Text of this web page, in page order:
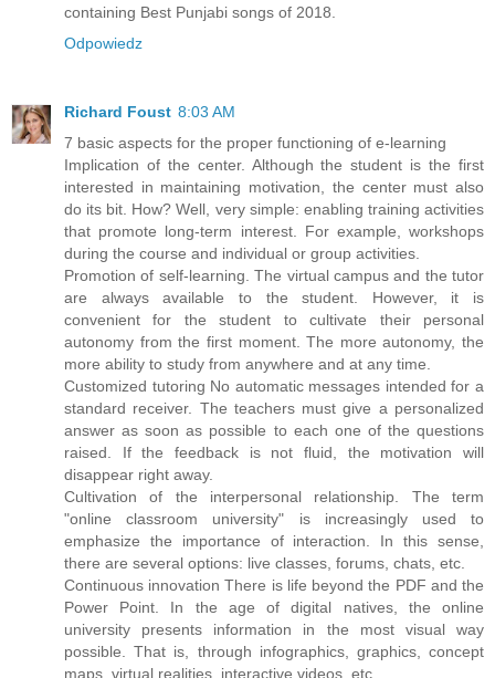
containing Best Punjabi songs of 2018.
Odpowiedz
Richard Foust 8:03 AM
7 basic aspects for the proper functioning of e-learning
Implication of the center. Although the student is the first
interested in maintaining motivation, the center must also
do its bit. How? Well, very simple: enabling training activities
that promote long-term interest. For example, workshops
during the course and individual or group activities.
Promotion of self-learning. The virtual campus and the tutor
are always available to the student. However, it is
convenient for the student to cultivate their personal
autonomy from the first moment. The more autonomy, the
more ability to study from anywhere and at any time.
Customized tutoring No automatic messages intended for a
standard receiver. The teachers must give a personalized
answer as soon as possible to each one of the questions
raised. If the feedback is not fluid, the motivation will
disappear right away.
Cultivation of the interpersonal relationship. The term
"online classroom university" is increasingly used to
emphasize the importance of interaction. In this sense,
there are several options: live classes, forums, chats, etc.
Continuous innovation There is life beyond the PDF and the
Power Point. In the age of digital natives, the online
university presents information in the most visual way
possible. That is, through infographics, graphics, concept
maps, virtual realities, interactive videos, etc.